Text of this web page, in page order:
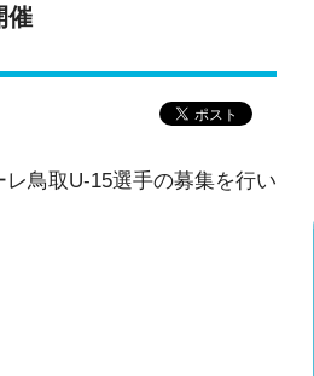
催
鳥取U-15選手の募集を行い